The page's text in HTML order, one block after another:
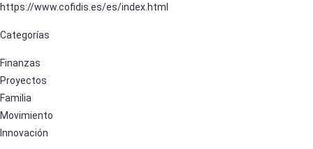
https://www.cofidis.es/es/index.html
Categorías
Finanzas
Proyectos
Familia
Movimiento
Innovación